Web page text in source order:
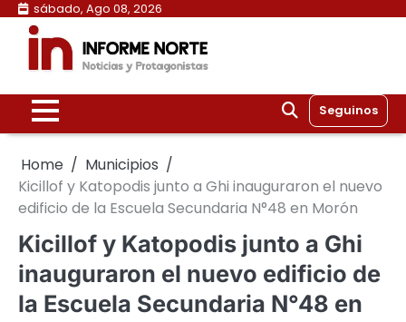
Skip
content
sábado, Ago 08, 2026
Seguinos
Home
Municipios
Kicillof y Katopodis junto a Ghi inauguraron el nuevo
edificio de la Escuela Secundaria N°48 en Morón
Kicillof y Katopodis junto a Ghi
inauguraron el nuevo edificio de
la Escuela Secundaria N°48 en